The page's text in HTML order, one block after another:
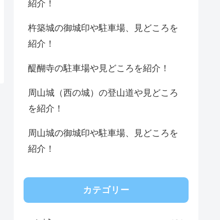
紹介！
杵築城の御城印や駐車場、見どころを
紹介！
醍醐寺の駐車場や見どころを紹介！
周山城（西の城）の登山道や見どころ
を紹介！
周山城の御城印や駐車場、見どころを
紹介！
カテゴリー